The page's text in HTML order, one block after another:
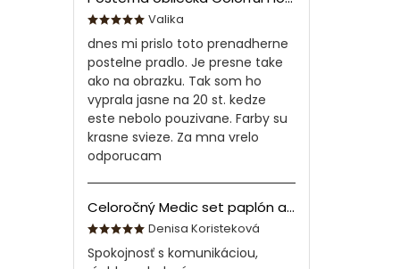
Valika
dnes mi prislo toto prenadherne
postelne pradlo. Je presne take
ako na obrazku. Tak som ho
vyprala jasne na 20 st. kedze
este nebolo pouzivane. Farby su
krasne svieze. Za mna vrelo
odporucam
Celoročný Medic set paplón a vankúš z bavlny
Denisa Koristeková
Spokojnosť s komunikáciou,